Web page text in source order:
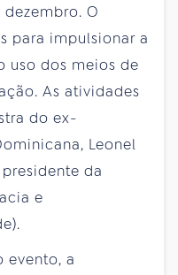
dezembro. O
para impulsionar a
uso dos meios de
As atividades
do ex-
Leonel
da
e
evento, a